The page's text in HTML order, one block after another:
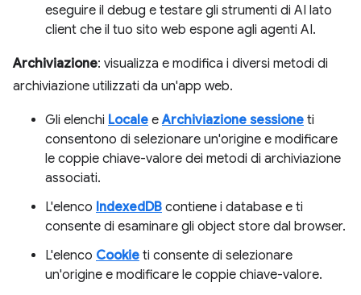
eseguire il debug e testare gli strumenti di AI lato
client che il tuo sito web espone agli agenti AI.
Archiviazione: visualizza e modifica i diversi metodi di
archiviazione utilizzati da un'app web.
Gli elenchi Locale eArchiviazione sessione ti
consentono di selezionare un'origine e modificare
le coppie chiave-valore dei metodi di archiviazione
associati.
L'elenco IndexedDB contiene i database e ti
consente di esaminare gli object store dal browser.
L'elenco Cookie ti consente di selezionare
un'origine e modificare le coppie chiave-valore.